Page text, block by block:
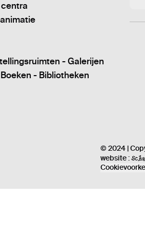
- Galerijen
- Bibliotheken
© 2024 |
website :